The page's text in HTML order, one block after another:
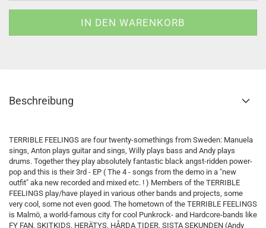
Beschreibung
TERRIBLE FEELINGS are four twenty-somethings from Sweden: Manuela
sings, Anton plays guitar and sings, Willy plays bass and Andy plays
drums. Together they play absolutely fantastic black angst-ridden power-
pop and this is their 3rd - EP ( The 4 - songs from the demo in a "new
outfit" aka new recorded and mixed etc. ! ) Members of the TERRIBLE
FEELINGS play/have played in various other bands and projects, some
very cool, some not even good. The hometown of the TERRIBLE FEELINGS
is Malmö, a world-famous city for cool Punkrock- and Hardcore-bands like
FY FAN, SKITKIDS, HERÄTYS, HÅRDA TIDER, SISTA SEKUNDEN (Andy